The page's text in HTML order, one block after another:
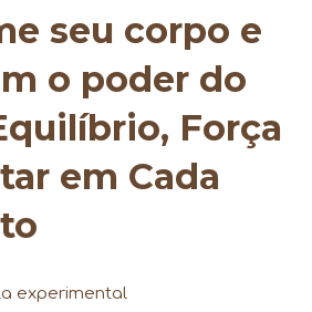
seu corpo e
o poder do
Força
em Cada
experimental